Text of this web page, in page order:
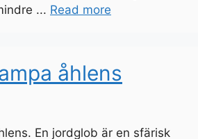
... Read more
åhlens
En jordglob är en sfärisk